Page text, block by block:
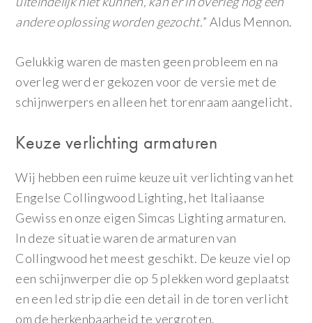
andere oplossing worden gezocht.” Aldus Mennon.
Gelukkig waren de masten geen probleem en na
overleg werd er gekozen voor de versie met de
schijnwerpers en alleen het torenraam aangelicht.
Keuze verlichting armaturen
Wij hebben een ruime keuze uit verlichting van het
Engelse Collingwood Lighting, het Italiaanse
Gewiss en onze eigen Simcas Lighting armaturen.
In deze situatie waren de armaturen van
Collingwood het meest geschikt. De keuze viel op
een schijnwerper die op 5 plekken word geplaatst
en een led strip die een detail in de toren verlicht
om de herkenbaarheid te vergroten.